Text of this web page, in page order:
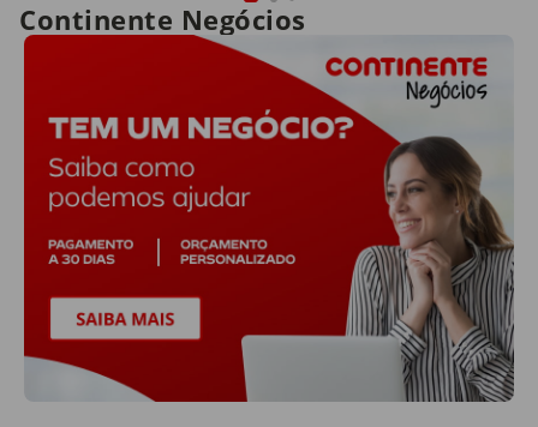
Continente Negócios